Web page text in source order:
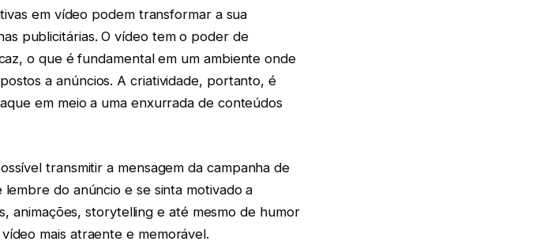
em vídeo podem transformar a sua
publicitárias. O vídeo tem o poder de
o que é fundamental em um ambiente onde
a anúncios. A criatividade, portanto, é
em meio a uma enxurrada de conteúdos
transmitir a mensagem da campanha de
do anúncio e se sinta motivado a
animações, storytelling e até mesmo de humor
mais atraente e memorável.